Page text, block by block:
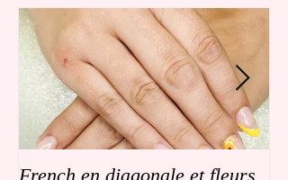
French en diagonale et fleurs